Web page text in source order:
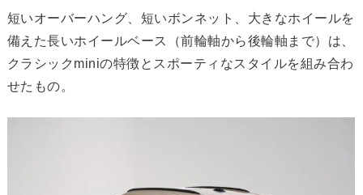
短いオーバーハング、短いボンネット、大きなホイールを
備えた長いホイールベース（前輪軸から後輪軸まで）は、
クラシックminiの特徴とスポーティなスタイルを組み合わ
せたもの。